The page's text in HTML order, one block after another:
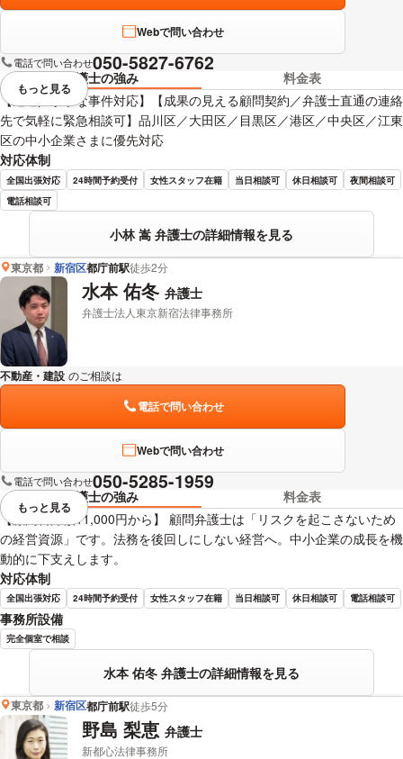
Webで問い合わせ
電話で問い合わせ050-5827-6762
弁護士の強み
料金表
【迅速／丁寧な事件対応】【成果の見える顧問契約／弁護士直通の連絡
先で気軽に緊急相談可】品川区／大田区／目黒区／港区／中央区／江東
区の中小企業さまに優先対応
対応体制
全国出張対応 24時間予約受付 女性スタッフ在籍 当日相談可 休日相談可
夜間相談可
電話相談可
小林 嵩 弁護士の詳細情報を見る
視覚的に省略されている要素を
もっと見る
東京都 新宿区都庁前駅徒歩2分
水本 佑冬 弁護士
弁護士法人東京新宿法律事務所
不動産・建設 のご相談は
電話で問い合わせ
Webで問い合わせ
電話で問い合わせ050-5285-1959
弁護士の強み
料金表
【顧問料月額11,000円から】 顧問弁護士は「リスクを起こさないため
の経営資源」です。法務を後回しにしない経営へ。中小企業の成長を機
動的に下支えします。
対応体制
全国出張対応 24時間予約受付 女性スタッフ在籍 当日相談可 休日相談可 電話相談可
事務所設備
完全個室で相談
水本 佑冬 弁護士の詳細情報を見る
視覚的に省略されている要素を
もっと見る
東京都 新宿区都庁前駅徒歩5分
野島 梨恵 弁護士
新都心法律事務所